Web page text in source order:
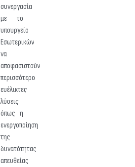
συνεργασία
με το
υπουργείο
Εσωτερικών
να
αποφασιστούν
περισσότερο
ευέλικτες
λύσεις
όπως η
ενεργοποίηση
της
δυνατότητας
απευθείας